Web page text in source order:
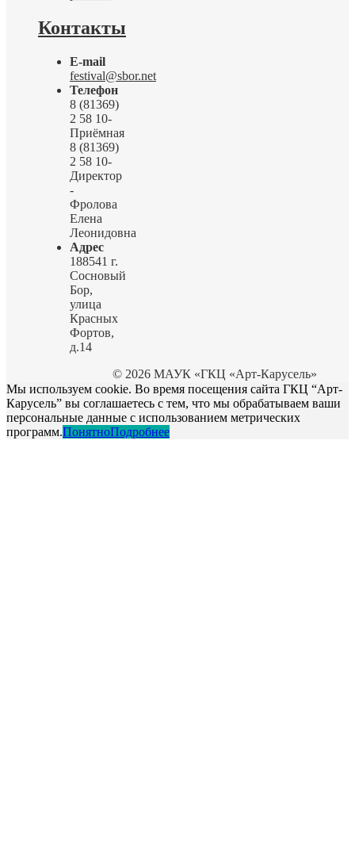
Контакты
E-mail
festival@sbor.net
Телефон
8 (81369)
2 58 10-
Приёмная
8 (81369)
2 58 10-
Директор
-
Фролова
Елена
Леонидовна
Адрес
188541 г.
Сосновый
Бор,
улица
Красных
Фортов,
д.14
© 2026 МАУК «ГКЦ «Арт-Карусель»
Мы используем cookie. Во время посещения сайта ГКЦ “Арт-
Карусель” вы соглашаетесь с тем, что мы обрабатываем ваши
персональные данные с использованием метрических
программ.ПонятноПодробнее